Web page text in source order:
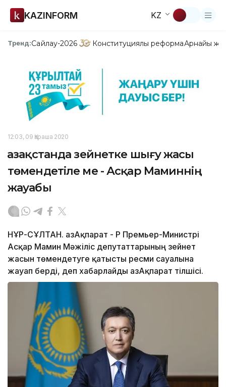
KAZINFORM KZ
Тренд:Сайлау-2026 Конституциялық реформаАрнайы
12:03, 09 Қараша 2020
Қазақстанда зейнетке шығу жасы
төмендетіле ме - Асқар Маминнің
жауабы
НҰР-СҰЛТАН. ҚазАқпарат - ҚР Премьер-Министрі
Асқар Мамин Мәжіліс депутаттарының зейнет
жасын төмендетуге қатысты ресми сауалына
жауап берді, деп хабарлайды ҚазАқпарат тілшісі.